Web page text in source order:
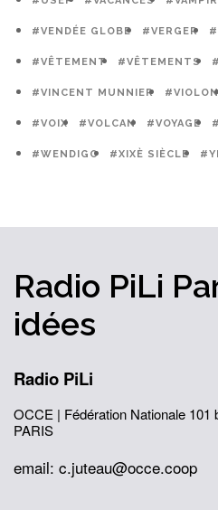
#VENDÉE GLOBE #VERGER
#VÊTEMENT #VÊTEMENTS
#VINCENT MUNNIER #VIOLON
#VOIX #VOLCAN #VOYAGE
#WENDIGO #XIXÈ SIÈCLE
Radio PiLi
idées
Radio PiLi
OCCE | Fédération Nationale 101
PARIS
email: c.juteau@occe.coop